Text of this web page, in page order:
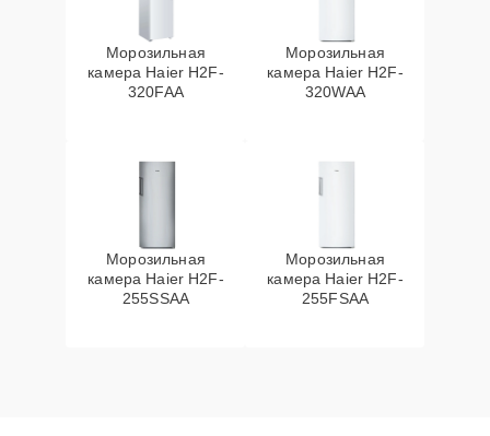
Морозильная
камера Haier H2F-
320FAA
Морозильная
камера Haier H2F-
320WAA
Морозильная
камера Haier H2F-
255SSAA
Морозильная
камера Haier H2F-
255FSAA